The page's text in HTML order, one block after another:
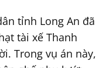
tỉnh Long An đã
tài xế Thanh
Trong vụ án này,